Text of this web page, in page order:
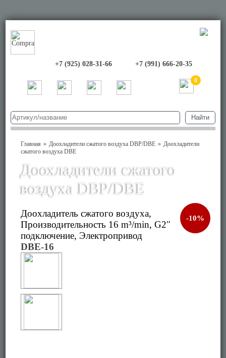
+7 (925) 028-31-66 +7 (991) 666-20-35
0
Главная Доохладители сжатого воздуха DBP/DBE
Доохладители
сжатого воздуха DBE
Доохладители сжатого
воздуха DBP/DBE
Доохладитель сжатого воздуха,
Производительность 16 m³/min, G2"
подключение, Электропривод
DBE-16
-10%